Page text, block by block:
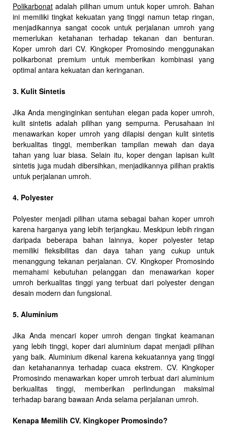
Polikarbonat adalah pilihan umum untuk koper umroh. Bahan
ini memiliki tingkat kekuatan yang tinggi namun tetap ringan,
menjadikannya sangat cocok untuk perjalanan umroh yang
memerlukan ketahanan terhadap tekanan dan benturan.
Koper umroh dari CV. Kingkoper Promosindo menggunakan
polikarbonat premium untuk memberikan kombinasi yang
optimal antara kekuatan dan keringanan.
3. Kulit Sintetis
Jika Anda menginginkan sentuhan elegan pada koper umroh,
kulit sintetis adalah pilihan yang sempurna. Perusahaan ini
menawarkan koper umroh yang dilapisi dengan kulit sintetis
berkualitas tinggi, memberikan tampilan mewah dan daya
tahan yang luar biasa. Selain itu, koper dengan lapisan kulit
sintetis juga mudah dibersihkan, menjadikannya pilihan praktis
untuk perjalanan umroh.
4. Polyester
Polyester menjadi pilihan utama sebagai bahan koper umroh
karena harganya yang lebih terjangkau. Meskipun lebih ringan
daripada beberapa bahan lainnya, koper polyester tetap
memiliki fleksibilitas dan daya tahan yang cukup untuk
menanggung tekanan perjalanan. CV. Kingkoper Promosindo
memahami kebutuhan pelanggan dan menawarkan koper
umroh berkualitas tinggi yang terbuat dari polyester dengan
desain modern dan fungsional.
5. Aluminium
Jika Anda mencari koper umroh dengan tingkat keamanan
yang lebih tinggi, koper dari aluminium dapat menjadi pilihan
yang baik. Aluminium dikenal karena kekuatannya yang tinggi
dan ketahanannya terhadap cuaca ekstrem. CV. Kingkoper
Promosindo menawarkan koper umroh terbuat dari aluminium
berkualitas tinggi, memberikan perlindungan maksimal
terhadap barang bawaan Anda selama perjalanan umroh.
Kenapa Memilih CV. Kingkoper Promosindo?